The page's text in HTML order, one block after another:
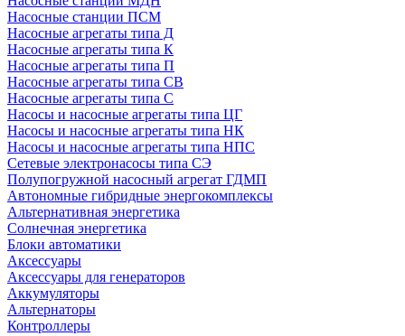
Насосные станции ПСМ
Насосные агрегаты типа Д
Насосные агрегаты типа К
Насосные агрегаты типа П
Насосные агрегаты типа СВ
Насосные агрегаты типа С
Насосы и насосные агрегаты типа ЦГ
Насосы и насосные агрегаты типа НК
Насосы и насосные агрегаты типа НПС
Сетевые электронасосы типа СЭ
Полупогружной насосный агрегат ГДМП
Автономные гибридные энергокомплексы
Альтернативная энергетика
Солнечная энергетика
Блоки автоматики
Аксессуары
Аксессуары для генераторов
Аккумуляторы
Альтернаторы
Контроллеры